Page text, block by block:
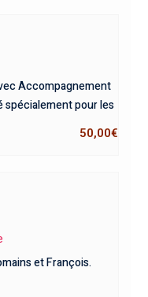
Accompagnement
spécialement pour les
50,00€
et François.